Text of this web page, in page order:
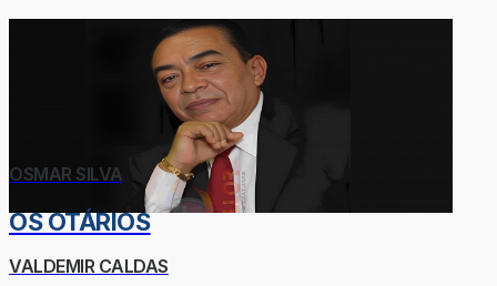
OSMAR SILVA
OS OTÁRIOS
VALDEMIR CALDAS